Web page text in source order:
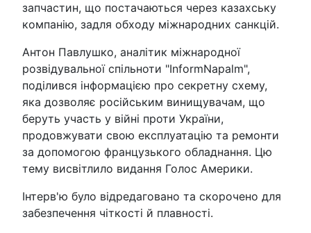
запчастин, що постачаються через казахську
компанію, задля обходу міжнародних санкцій.
Антон Павлушко, аналітик міжнародної
розвідувальної спільноти "InformNapalm",
поділився інформацією про секретну схему,
яка дозволяє російським винищувачам, що
беруть участь у війні проти України,
продовжувати свою експлуатацію та ремонти
за допомогою французького обладнання. Цю
тему висвітлило видання Голос Америки.
Інтерв'ю було відредаговано та скорочено для
забезпечення чіткості й плавності.